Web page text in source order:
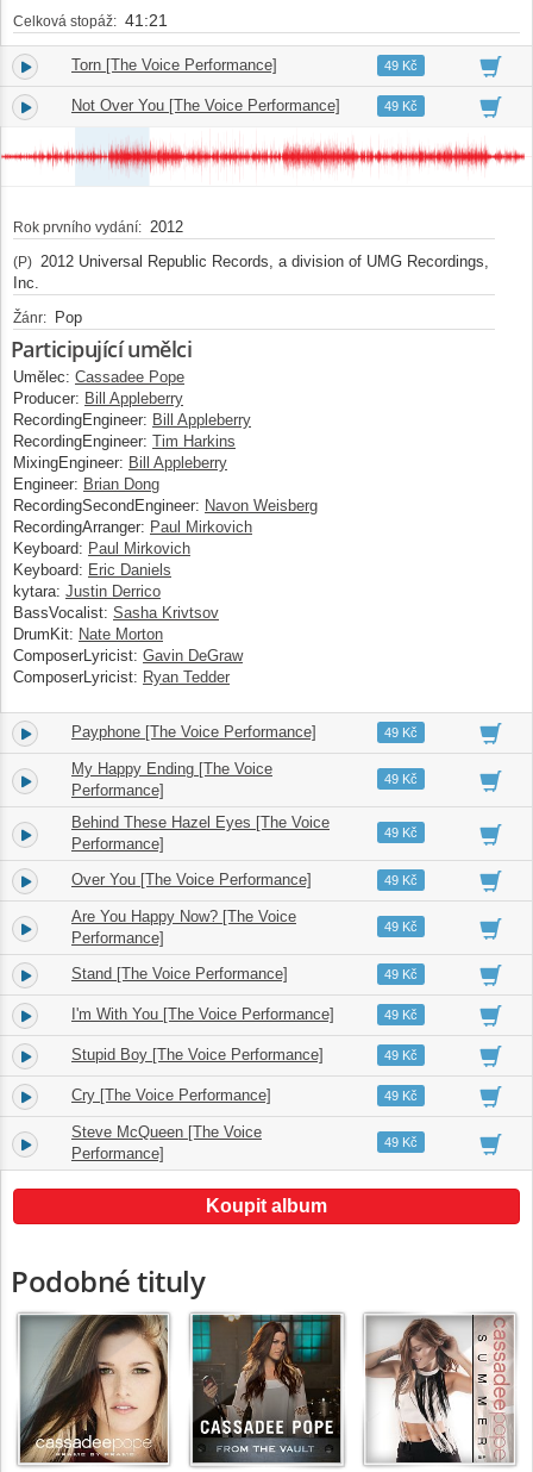
Celková stopáž: 41:21
1. Torn [The Voice Performance] 03:2649 Kč
2. Not Over You [The Voice Performance] 03:3349 Kč
Rok prvního vydání: 2012
(P) 2012 Universal Republic Records, a division of UMG Recordings,
Inc.
Žánr: Pop
Participující umělci
Umělec: Cassadee Pope
Producer: Bill Appleberry
RecordingEngineer: Bill Appleberry
RecordingEngineer: Tim Harkins
MixingEngineer: Bill Appleberry
Engineer: Brian Dong
RecordingSecondEngineer: Navon Weisberg
RecordingArranger: Paul Mirkovich
Keyboard: Paul Mirkovich
Keyboard: Eric Daniels
kytara: Justin Derrico
BassVocalist: Sasha Krivtsov
DrumKit: Nate Morton
ComposerLyricist: Gavin DeGraw
ComposerLyricist: Ryan Tedder
3. Payphone [The Voice Performance] 02:4249 Kč
4.
My Happy Ending [The Voice
Performance]
03:2249 Kč
5.
Behind These Hazel Eyes [The Voice
Performance]
03:1749 Kč
6. Over You [The Voice Performance] 03:3649 Kč
7.
Are You Happy Now? [The Voice
Performance]
03:4949 Kč
8. Stand [The Voice Performance] 03:2449 Kč
9. I'm With You [The Voice Performance] 03:3849 Kč
10. Stupid Boy [The Voice Performance] 03:3849 Kč
11. Cry [The Voice Performance] 03:2849 Kč
12.
Steve McQueen [The Voice
Performance]
03:2849 Kč
Koupit album
Podobné tituly